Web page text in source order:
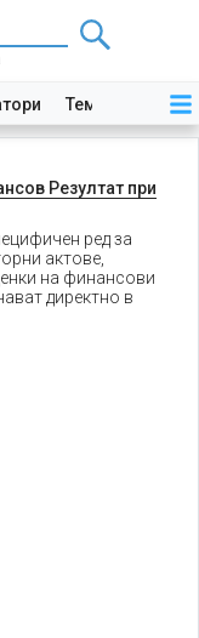
Теми Закони
Резултат при
ред за
актове,
на финансови
директно в